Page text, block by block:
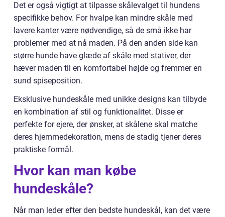
Det er også vigtigt at tilpasse skålevalget til hundens
specifikke behov. For hvalpe kan mindre skåle med
lavere kanter være nødvendige, så de små ikke har
problemer med at nå maden. På den anden side kan
større hunde have glæde af skåle med stativer, der
hæver maden til en komfortabel højde og fremmer en
sund spiseposition.
Eksklusive hundeskåle med unikke designs kan tilbyde
en kombination af stil og funktionalitet. Disse er
perfekte for ejere, der ønsker, at skålene skal matche
deres hjemmedekoration, mens de stadig tjener deres
praktiske formål.
Hvor kan man købe
hundeskåle?
Når man leder efter den bedste hundeskål, kan det være